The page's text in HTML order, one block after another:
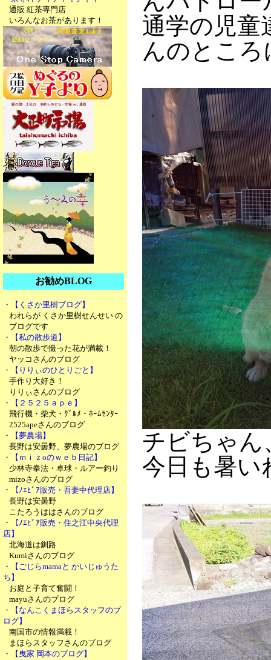
通販 紅茶専門店
いろんなお茶があります！
お勧めBLOG
・【くさか里樹ブログ】
われらが くさか里樹せんせい の
ブログです
・【私の散歩道】
朝の散歩で撮った花が満載！
ヤッコさんのブログ
・【りりぃのひとりごと】
手作り大好き！
りりぃさんのブログ
・【２５２５ａｐｅ】
飛行機・柴犬・ｸﾞﾙﾒ・ﾎｰﾑｾﾝﾀｰ
2525apeさんのブログ
・【夢農場】
長野は安曇野、夢農場のブログ
・【ｍｉｚoのｗｅｂ日記】
少林寺拳法・卓球・ルアー釣り
mizoさんのブログ
・【ﾉｴﾋﾞｱ販売・吾妻中代理店】
長野は安曇野
こたろうははさんのブログ
・【ﾉｴﾋﾞｱ販売・住之江中央代理
店】
北海道は釧路
Kumiさんのブログ
・【ごじらmamaと かいじゅうた
ち】
お庭と子育て奮闘！
mayuさんのブログ
・【なんこくまほらスタッフのブ
ログ】
南国市の情報満載！
まほらスタッフさんのブログ
・【曳家 岡本のブログ】
通学の児童
んのとこ
チビちゃん
今日も暑い